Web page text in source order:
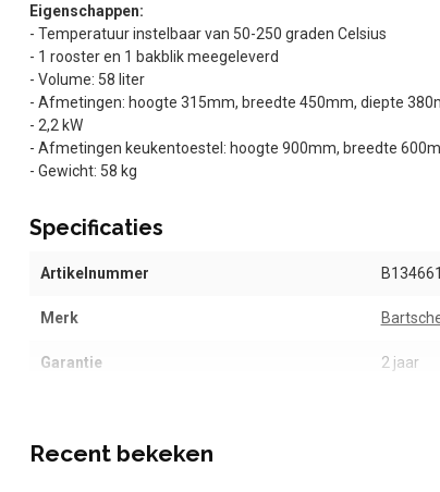
Eigenschappen:
- Temperatuur instelbaar van 50-250 graden Celsius
- 1 rooster en 1 bakblik meegeleverd
- Volume: 58 liter
- Afmetingen: hoogte 315mm, breedte 450mm, diepte
- 2,2 kW
- Afmetingen keukentoestel: hoogte 900mm, breedte
- Gewicht: 58 kg
Specificaties
Artikelnummer B134661
Merk
Garantie 2 jaar
Recent bekeken